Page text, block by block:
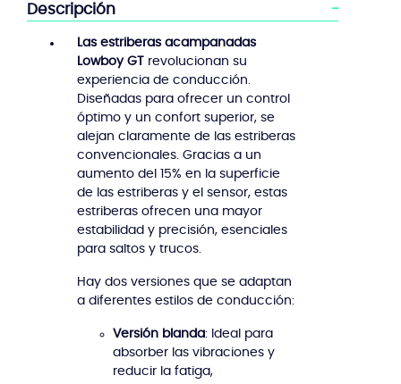
Lowboy
Descripción
Las estriberas acampanadas
Lowboy GT
revolucionan su
experiencia de conducción.
Diseñadas para ofrecer un control
óptimo y un confort superior, se
alejan claramente de las estriberas
convencionales. Gracias a un
aumento del 15% en la superficie
de las estriberas y el sensor, estas
estriberas ofrecen una mayor
estabilidad y precisión, esenciales
para saltos y trucos.
Hay dos versiones que se adaptan
a diferentes estilos de conducción:
Versión blanda: Ideal para
absorber las vibraciones y
reducir la fatiga,